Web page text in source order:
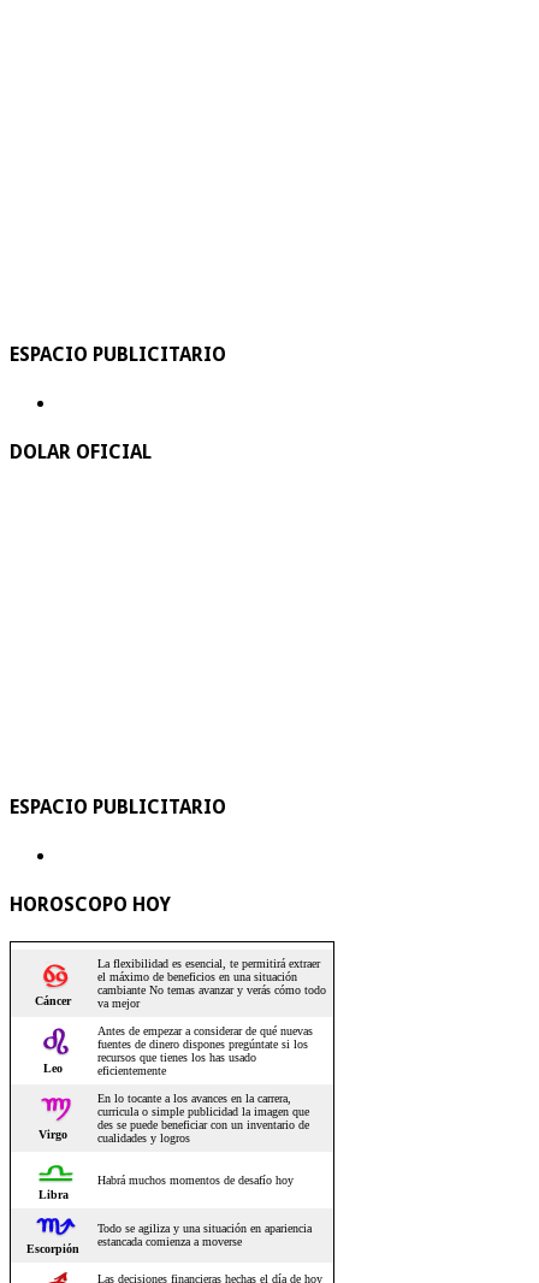
ESPACIO PUBLICITARIO
DOLAR OFICIAL
ESPACIO PUBLICITARIO
HOROSCOPO HOY